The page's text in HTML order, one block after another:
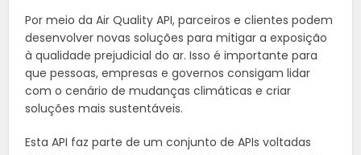
Por meio da Air Quality API, parceiros e clientes podem
desenvolver novas soluções para mitigar a exposição
à qualidade prejudicial do ar. Isso é importante para
que pessoas, empresas e governos consigam lidar
com o cenário de mudanças climáticas e criar
soluções mais sustentáveis.
Esta API faz parte de um conjunto de APIs voltadas